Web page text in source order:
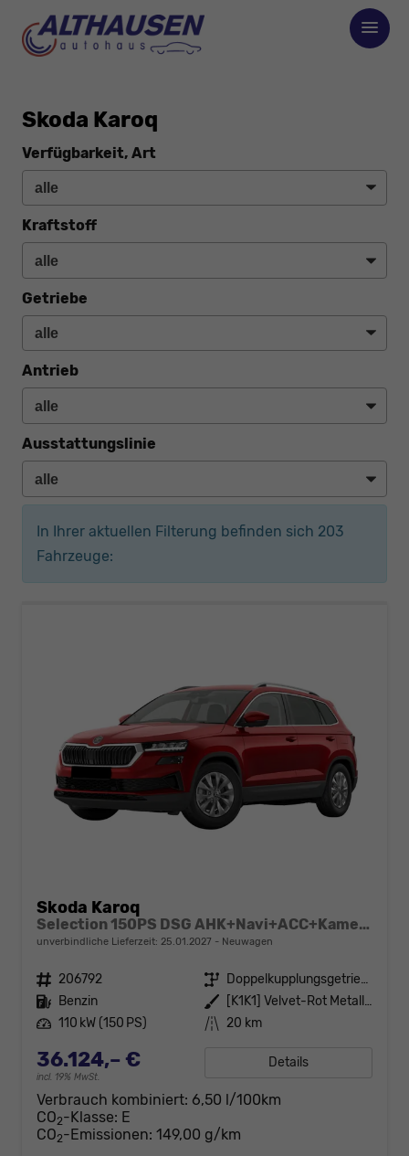
Skoda Karoq
Verfügbarkeit, Art
Kraftstoff
Getriebe
Antrieb
Ausstattungslinie
In Ihrer aktuellen Filterung befinden sich 203
Fahrzeuge:
Skoda Karoq
Selection 150PS DSG AHK+Navi+ACC+Kamera+Kessy+Sitzheizung+GV5+Ambiente
unverbindliche Lieferzeit: 25.01.2027 Neuwagen
Fahrzeugnr. 206792 Getriebe
Doppelkupplungsgetriebe (DSG)
Kraftstoff Benzin Außenfarbe
[K1K1] Velvet-Rot Metallic
Leistung 110 kW (150 PS) Kilometerstand 20 km
36.124,– €
incl. 19% MwSt.
Details
Verbrauch kombiniert: 6,50 l/100km
CO2-Klasse: E
CO2-Emissionen: 149,00 g/km